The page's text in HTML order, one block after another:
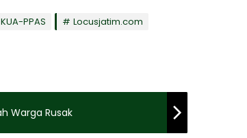
KUA-PPAS
Locusjatim.com
Warga Rusak